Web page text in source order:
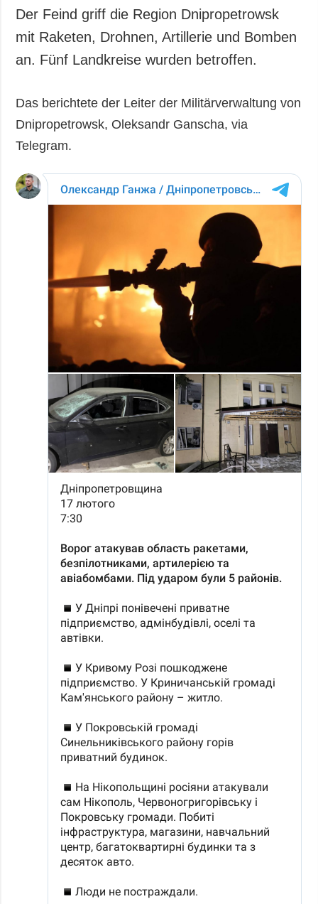
Der Feind griff die Region Dnipropetrowsk
mit Raketen, Drohnen, Artillerie und Bomben
an. Fünf Landkreise wurden betroffen.
Das berichtete der Leiter der Militärverwaltung von
Dnipropetrowsk, Oleksandr Ganscha, via
Telegram.